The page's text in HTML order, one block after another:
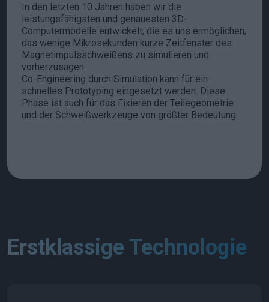
In den letzten 10 Jahren haben wir die
leistungsfähigsten und genauesten 3D-
Computermodelle entwickelt, die es uns ermöglichen,
das wenige Mikrosekunden kurze Zeitfenster des
Magnetimpulsschweißens zu simulieren und
vorherzusagen.
Co-Engineering durch Simulation kann für ein
schnelles Prototyping eingesetzt werden. Diese
Phase ist auch für das Fixieren der Teilegeometrie
und der Schweißwerkzeuge von größter Bedeutung.
Erstklassige Technologie